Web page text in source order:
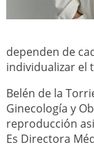
dependen de
individualizar el
Belén de la
Ginecología y
reproducción
Es Directora